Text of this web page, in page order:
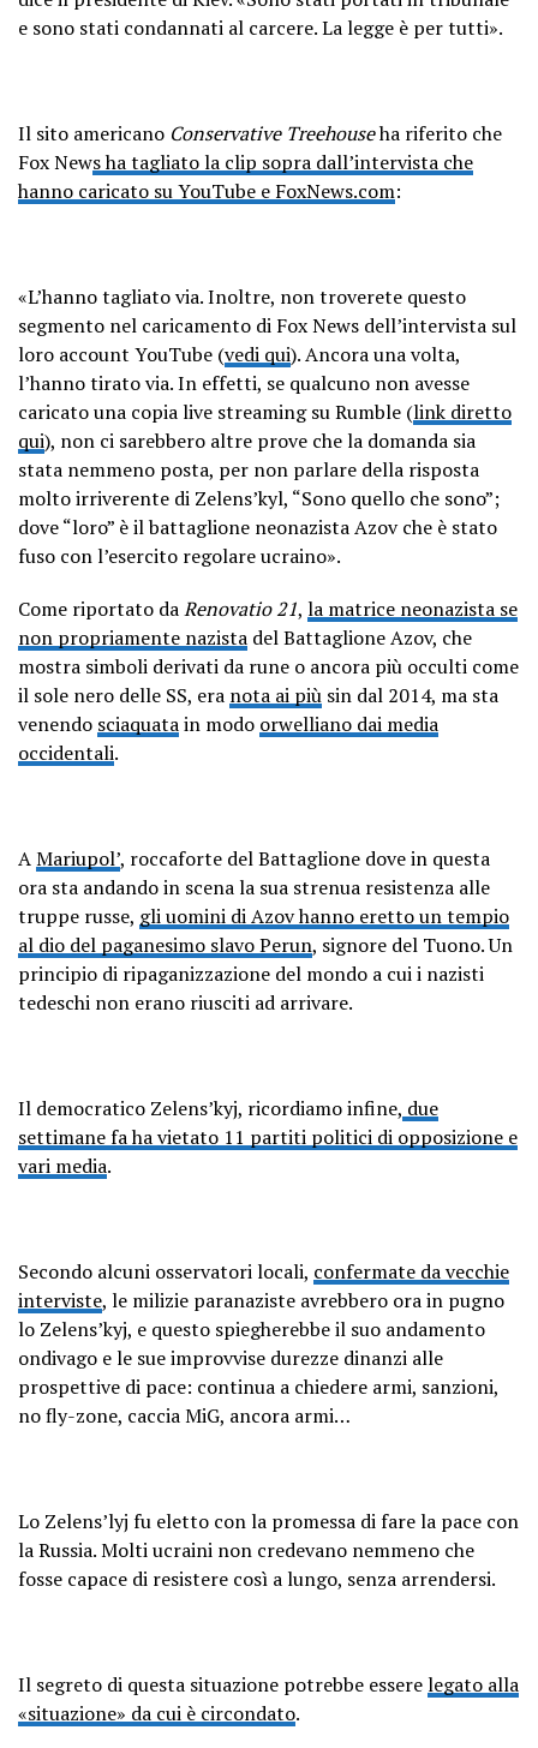
e sono stati condannati al carcere. La legge è per tutti».
Il sito americano Conservative Treehouseha riferito che
Fox News ha tagliato la clip sopra dall’intervista che
hanno caricato su YouTube e FoxNews.com:
«L’hanno tagliato via. Inoltre, non troverete questo
segmento nel caricamento di Fox News dell’intervista sul
loro account YouTube (vedi qui). Ancora una volta,
l’hanno tirato via. In effetti, se qualcuno non avesse
caricato una copia live streaming su Rumble (link diretto
qui), non ci sarebbero altre prove che la domanda sia
stata nemmeno posta, per non parlare della risposta
molto irriverente di Zelens’kyl, “Sono quello che sono”;
dove “loro” è il battaglione neonazista Azov che è stato
fuso con l’esercito regolare ucraino».
Come riportato daRenovatio 21, la matrice neonazista se
non propriamente nazista del Battaglione Azov, che
mostra simboli derivati da rune o ancora più occulti come
il sole nero delle SS, era nota ai più sin dal 2014, ma sta
venendo sciaquatain modo orwelliano dai media
occidentali.
AMariupol’, roccaforte del Battaglione dove in questa
ora sta andando in scena la sua strenua resistenza alle
truppe russe, gli uomini di Azov hanno eretto un tempio
al dio del paganesimo slavo Perun, signore del Tuono. Un
principio di ripaganizzazione del mondo a cui i nazisti
tedeschi non erano riusciti ad arrivare.
Il democratico Zelens’kyj, ricordiamo infine, due
settimane fa ha vietato 11 partiti politici di opposizione e
vari media.
Secondo alcuni osservatori locali, confermate da vecchie
interviste, le milizie paranaziste avrebbero ora in pugno
lo Zelens’kyj, e questo spiegherebbe il suo andamento
ondivago e le sue improvvise durezze dinanzi alle
prospettive di pace: continua a chiedere armi, sanzioni,
no fly-zone, caccia MiG, ancora armi…
Lo Zelens’lyj fu eletto con la promessa di fare la pace con
la Russia. Molti ucraini non credevano nemmeno che
fosse capace di resistere così a lungo, senza arrendersi.
Il segreto di questa situazione potrebbe esserelegato alla
«situazione» da cui è circondato.